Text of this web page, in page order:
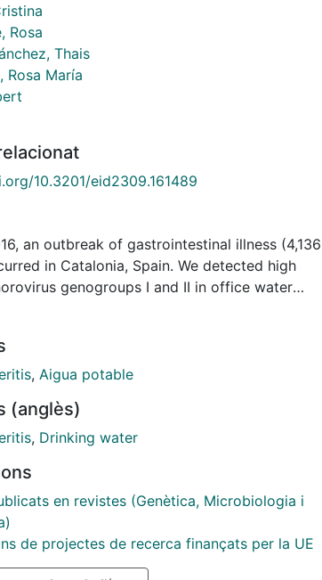
Rosa
Thais
Rosa María
10.3201/eid2309.161489
an outbreak of gastrointestinal illness (4,136
in Catalonia, Spain. We detected high
genogroups I and II in office water
with the outbreak. Infectious viral titer
genome copies/L for genogroup II.
, Aigua potable
(anglès)
, Drinking water
en revistes (Genètica, Microbiologia i
de projectes de recerca finançats per la UE